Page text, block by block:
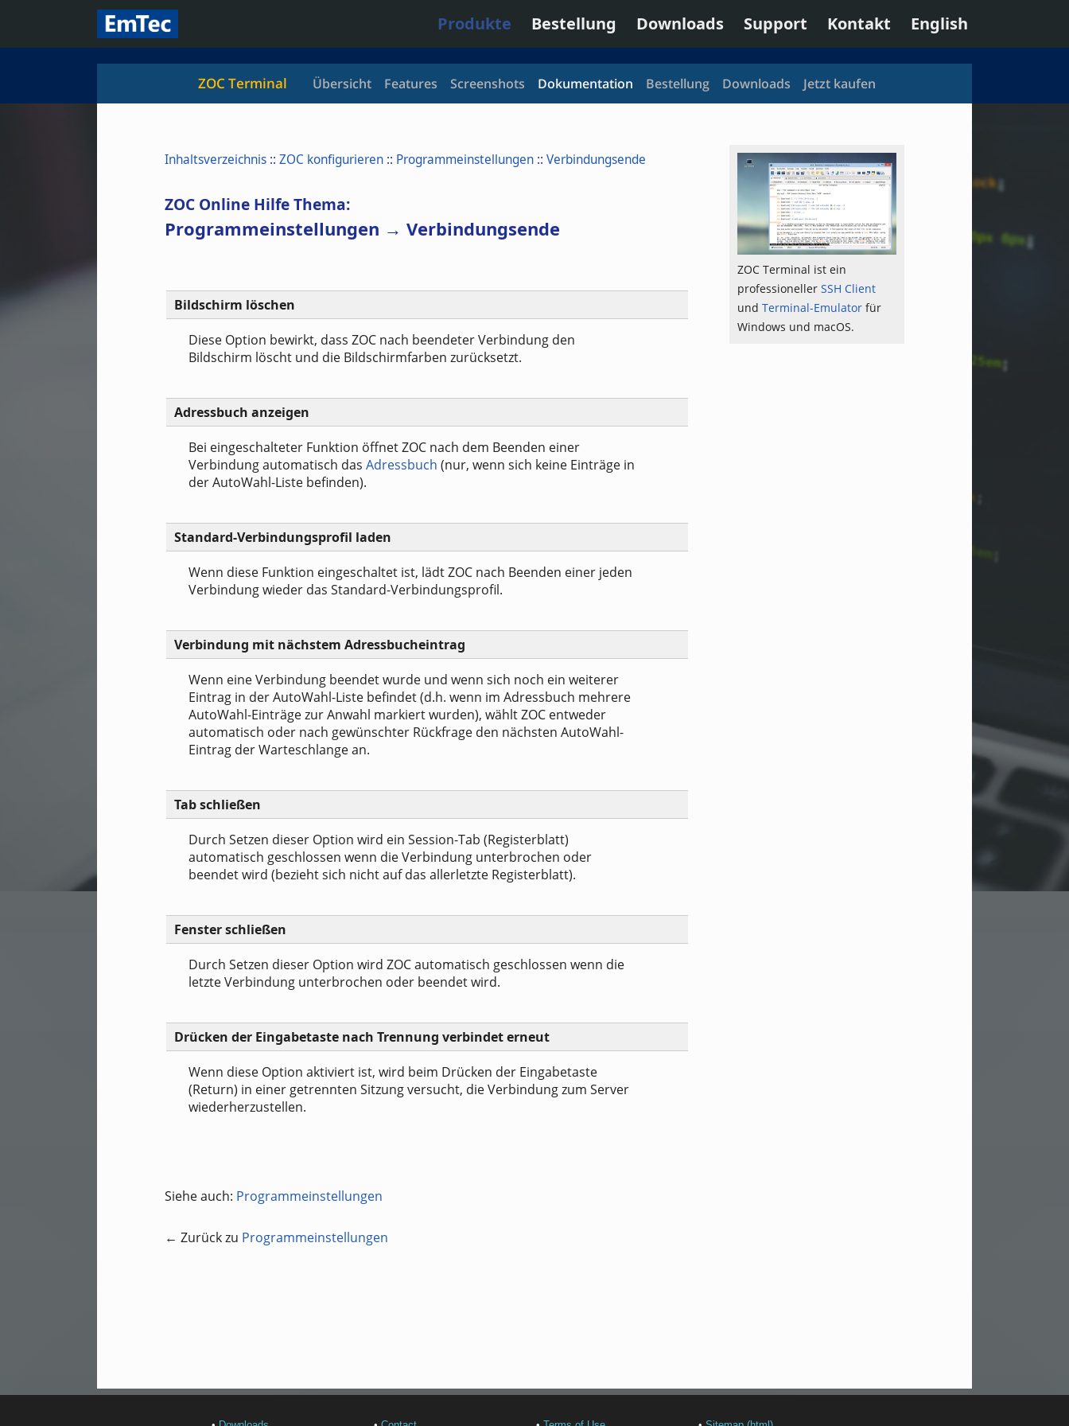
Produkte Bestellung Downloads Support Kontakt English
ZOC Terminal Übersicht Features Screenshots Dokumentation Bestellung Downloads Jetzt kaufen
ZOC Terminal ist ein
professioneller SSH Client
und Terminal-Emulator für
Windows und macOS.
Inhaltsverzeichnis :: ZOC konfigurieren :: Programmeinstellungen :: Verbindungsende
ZOC Online Hilfe Thema:
Programmeinstellungen → Verbindungsende
Bildschirm löschen
Diese Option bewirkt, dass ZOC nach beendeter Verbindung den
Bildschirm löscht und die Bildschirmfarben zurücksetzt.
Adressbuch anzeigen
Bei eingeschalteter Funktion öffnet ZOC nach dem Beenden einer
Verbindung automatisch das Adressbuch (nur, wenn sich keine Einträge in
der AutoWahl-Liste befinden).
Standard-Verbindungsprofil laden
Wenn diese Funktion eingeschaltet ist, lädt ZOC nach Beenden einer jeden
Verbindung wieder das Standard-Verbindungsprofil.
Verbindung mit nächstem Adressbucheintrag
Wenn eine Verbindung beendet wurde und wenn sich noch ein weiterer
Eintrag in der AutoWahl-Liste befindet (d.h. wenn im Adressbuch mehrere
AutoWahl-Einträge zur Anwahl markiert wurden), wählt ZOC entweder
automatisch oder nach gewünschter Rückfrage den nächsten AutoWahl-
Eintrag der Warteschlange an.
Tab schließen
Durch Setzen dieser Option wird ein Session-Tab (Registerblatt)
automatisch geschlossen wenn die Verbindung unterbrochen oder
beendet wird (bezieht sich nicht auf das allerletzte Registerblatt).
Fenster schließen
Durch Setzen dieser Option wird ZOC automatisch geschlossen wenn die
letzte Verbindung unterbrochen oder beendet wird.
Drücken der Eingabetaste nach Trennung verbindet erneut
Wenn diese Option aktiviert ist, wird beim Drücken der Eingabetaste
(Return) in einer getrennten Sitzung versucht, die Verbindung zum Server
wiederherzustellen.
Siehe auch: Programmeinstellungen
← Zurück zu Programmeinstellungen